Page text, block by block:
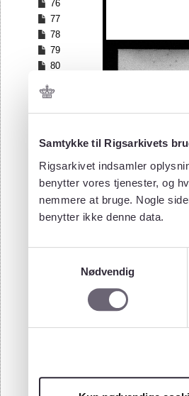
Samtykke til Rigsarkivets
Rigsarkivet indsamler
benytter vores tjenester, og
nemmere at bruge. Nogle
benytter ikke denne data.
Nødvendig
76
77
78
79
80
82
83
85
87
88
89
90
97
100